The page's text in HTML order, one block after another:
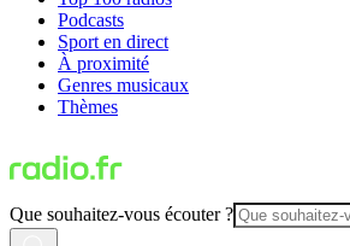
Podcasts
Sport en direct
À proximité
Genres musicaux
Thèmes
Que souhaitez-vous écouter ?